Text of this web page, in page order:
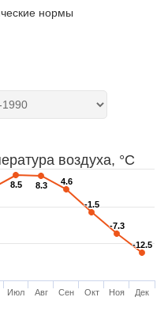
нормы
воздуха, °C
8.5
8.5 8.3
8.3 4.6
4.6
-1.5
-1.5
-7.3
-7.3
-12.5
-12.5
Июл Авг Сен Окт Ноя Дек